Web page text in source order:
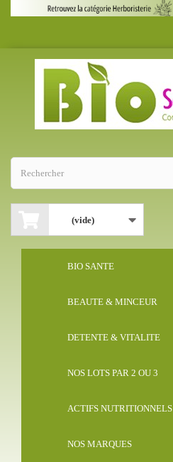
(vide)
BIO SANTE
BEAUTE & MINCEUR
DETENTE & VITALITE
NOS LOTS PAR 2 OU 3
ACTIFS NUTRITIONNELS
NOS MARQUES